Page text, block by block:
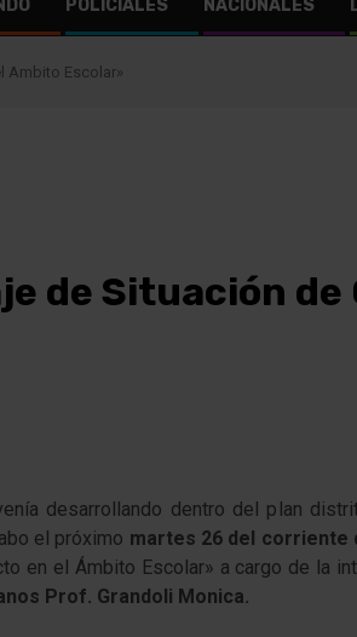
POLICIALES NACIONALES
Ambito Escolar»
de Situación
desarrollando dentro del plan
el próximo martes 26 del corriente
en el Ámbito Escolar» a cargo de la
Prof. Grandoli Monica.